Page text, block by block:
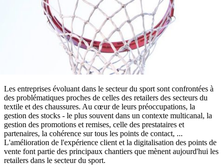
Les entreprises évoluant dans le secteur du sport sont confrontées à
des problématiques proches de celles des retailers des secteurs du
textile et des chaussures. Au cœur de leurs préoccupations, la
gestion des stocks - le plus souvent dans un contexte multicanal, la
gestion des promotions et remises, celle des prestataires et
partenaires, la cohérence sur tous les points de contact, ...
L'amélioration de l'expérience client et la digitalisation des points de
vente font partie des principaux chantiers que mènent aujourd'hui les
retailers dans le secteur du sport.